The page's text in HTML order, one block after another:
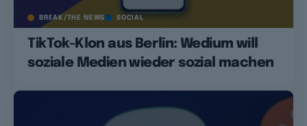
BREAK/THE NEWS SOCIAL
TikTok-Klon aus Berlin: Wedium will
soziale Medien wieder sozial machen